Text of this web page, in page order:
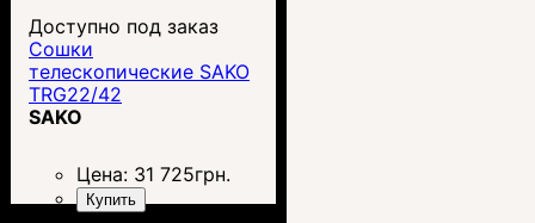
Доступно под заказ
Сошки
телескопические SAKO
TRG22/42
SAKO
Цена: 31 725грн.
Купить